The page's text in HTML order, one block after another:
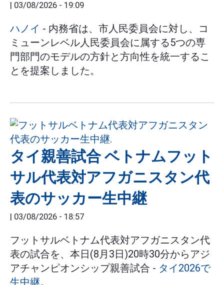
| 03/08/2026 - 19:09
ハノイ - 内務省は、市人民委員会に対し、コ
ミューンレベル人民委員会に属する5つの専
門部門のモデルの方針と方向性を統一するこ
とを提案しました。
タイ親善試合 ベトナムフット
サル代表対アフガニスタン代
表のサッカー生中継
| 03/08/2026 - 18:57
フットサルベトナム代表対アフガニスタン代
表の試合を、本日(8月3日)20時30分からアジ
アチャンピオンシップ親善試合 - タイ2026で
生中継。